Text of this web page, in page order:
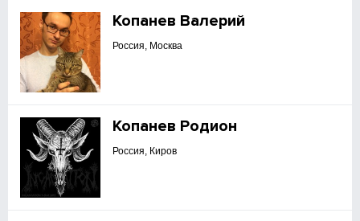
Копанев Валерий
Россия, Москва
Копанев Родион
Россия, Киров